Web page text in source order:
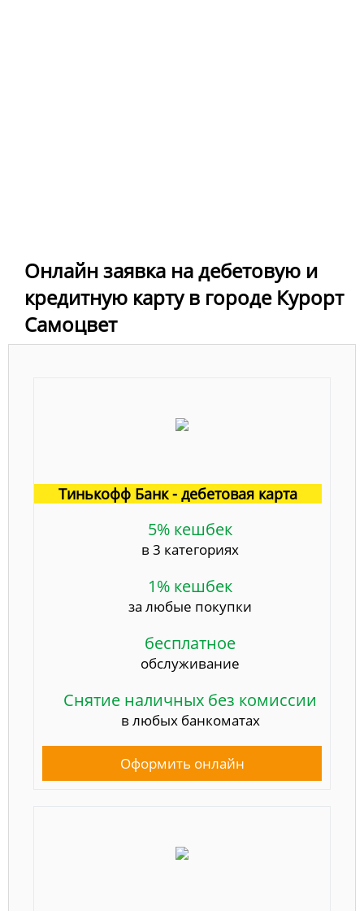
Онлайн заявка на дебетовую и
кредитную карту в городе Курорт
Самоцвет
Тинькофф Банк - дебетовая карта
5% кешбек
в 3 категориях
1% кешбек
за любые покупки
бесплатное
обслуживание
Снятие наличных без комиссии
в любых банкоматах
Оформить онлайн